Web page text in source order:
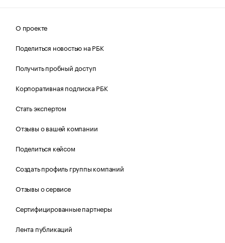
О проекте
Поделиться новостью на РБК
Получить пробный доступ
Корпоративная подписка РБК
Стать экспертом
Отзывы о вашей компании
Поделиться кейсом
Создать профиль группы компаний
Отзывы о сервисе
Сертифицированные партнеры
Лента публикаций